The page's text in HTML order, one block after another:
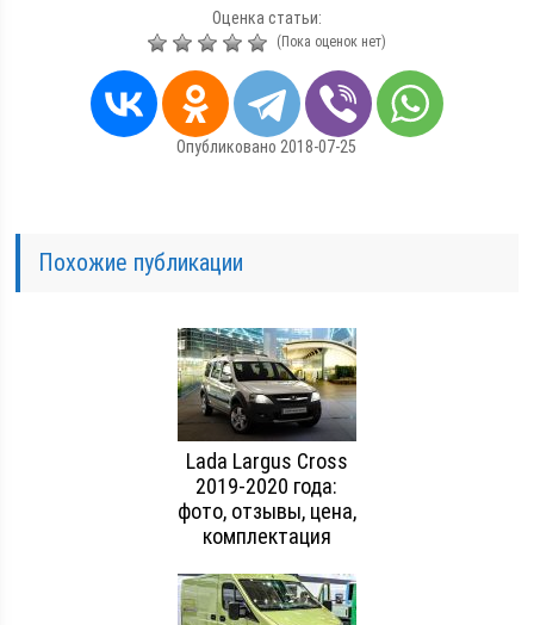
Оценка статьи:
(Пока оценок нет)
Опубликовано 2018-07-25
Похожие публикации
Lada Largus Cross
2019-2020 года:
фото, отзывы, цена,
комплектация